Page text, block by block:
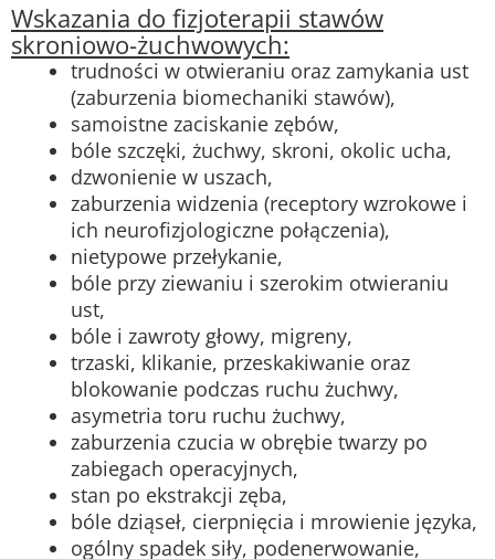
Wskazania do fizjoterapii stawów
skroniowo-żuchwowych:
trudności w otwieraniu oraz zamykania ust
(zaburzenia biomechaniki stawów),
samoistne zaciskanie zębów,
bóle szczęki, żuchwy, skroni, okolic ucha,
dzwonienie w uszach,
zaburzenia widzenia (receptory wzrokowe i
ich neurofizjologiczne połączenia),
nietypowe przełykanie,
bóle przy ziewaniu i szerokim otwieraniu
ust,
bóle i zawroty głowy, migreny,
trzaski, klikanie, przeskakiwanie oraz
blokowanie podczas ruchu żuchwy,
asymetria toru ruchu żuchwy,
zaburzenia czucia w obrębie twarzy po
zabiegach operacyjnych,
stan po ekstrakcji zęba,
bóle dziąseł, cierpnięcia i mrowienie języka,
ogólny spadek siły, podenerwowanie,